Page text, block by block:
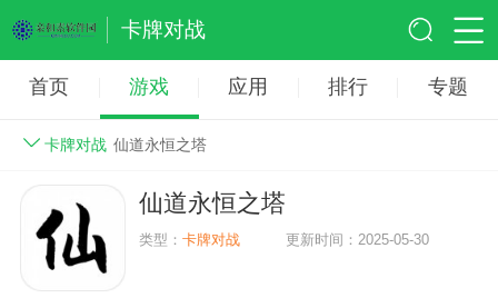
卡牌对战
首页 游戏 应用 排行 专题
卡牌对战 仙道永恒之塔
仙道永恒之塔
类型：卡牌对战 更新时间：2025-05-30